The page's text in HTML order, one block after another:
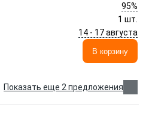
95%
1 шт.
14 - 17 августа
В корзину
Показать еще 2 предложения